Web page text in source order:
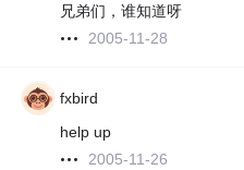
兄弟们，谁知道呀
2005-11-28
fxbird
help up
2005-11-26